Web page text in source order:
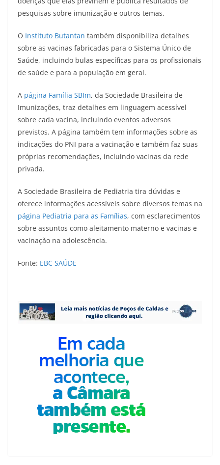
pesquisas sobre imunização e outros temas.
O Instituto Butantan também disponibiliza detalhes
sobre as vacinas fabricadas para o Sistema Único de
Saúde, incluindo bulas específicas para os profissionais
de saúde e para a população em geral.
A página Família SBIm, da Sociedade Brasileira de
Imunizações, traz detalhes em linguagem acessível
sobre cada vacina, incluindo eventos adversos
previstos. A página também tem informações sobre as
indicações do PNI para a vacinação e também faz suas
próprias recomendações, incluindo vacinas da rede
privada.
A Sociedade Brasileira de Pediatria tira dúvidas e
oferece informações acessíveis sobre diversos temas na
página Pediatria para as Famílias, com esclarecimentos
sobre assuntos como aleitamento materno e vacinas e
vacinação na adolescência.
Fonte: EBC SAÚDE